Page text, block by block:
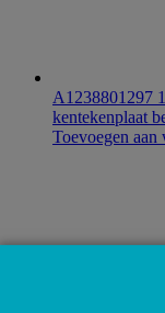
A1238801297
kentekenplaat
Toevoegen